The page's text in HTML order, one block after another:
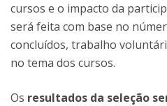
cursos e o impacto da
será feita com base no
concluídos, trabalho
no tema dos cursos.
Os resultados da seleção